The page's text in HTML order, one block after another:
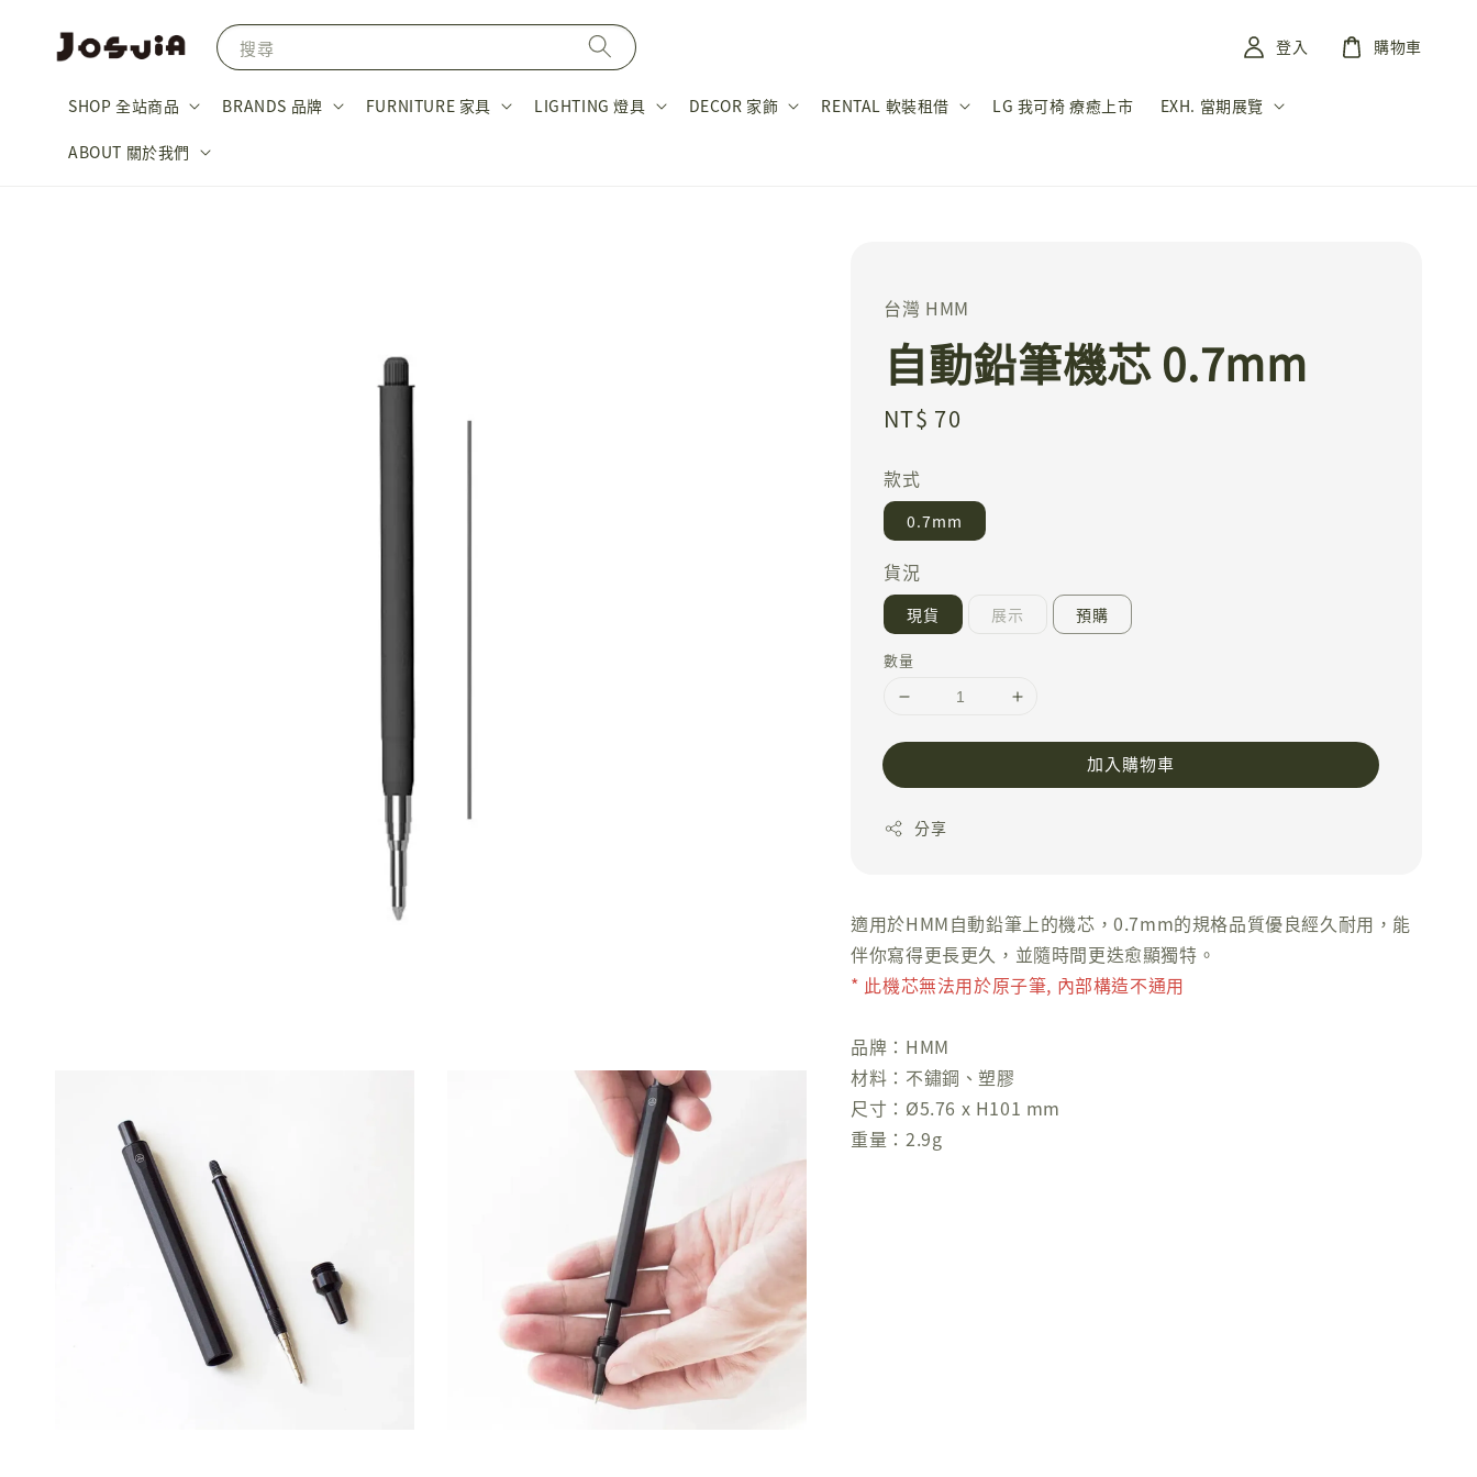
搜尋
SHOP 全站商品 BRANDS 品牌 FURNITURE 家具 LIGHTING 燈具 DECOR 家飾 RENTAL 軟裝租借 LG 我可椅 療癒上市 EXH. 當期展覽
ABOUT 關於我們
登入 購物車
台灣 HMM
自動鉛筆機芯 0.7mm
Regular
NT$ 70
款式
0.7mm
貨況
現貨 展示 預購
數量
加入購物車
分享
適用於HMM自動鉛筆上的機芯，0.7mm的規格品質優良經久耐用，能
伴你寫得更長更久，並隨時間更迭愈顯獨特。
* 此機芯無法用於原子筆, 內部構造不通用
品牌：HMM
材料：不鏽鋼、塑膠
尺寸：Ø5.76 x H101 mm
重量：2.9g